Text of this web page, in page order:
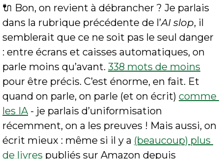
🔌 Bon, on revient à débrancher ? Je parlais
dans la rubrique précédente de l’AI slop, il
semblerait que ce ne soit pas le seul danger
: entre écrans et caisses automatiques, on
parle moins qu’avant. 338 mots de moins
pour être précis. C’est énorme, en fait. Et
quand on parle, on parle (et on écrit) comme
les IA - je parlais d’uniformisation
récemment, on a les preuves ! Mais aussi, on
écrit mieux : même si il y a (beaucoup) plus
de livres publiés sur Amazon depuis